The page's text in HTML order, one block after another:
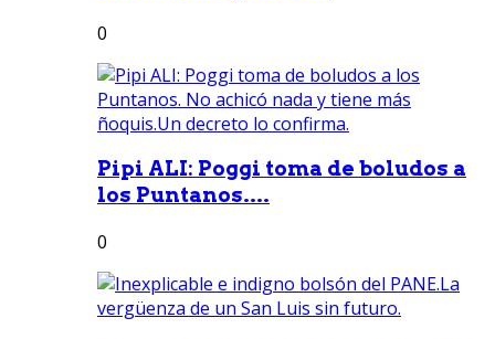
0
Pipi ALI: Poggi toma de boludos a
los Puntanos....
0